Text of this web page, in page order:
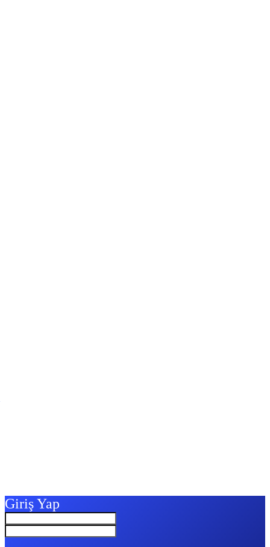
Giriş Yap